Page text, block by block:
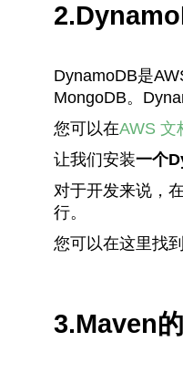
DynamoDB是
MongoDB。
您可以在AWS 文
让我们安装一个
对于开发来说，
行。
您可以在这里找
3.Maven